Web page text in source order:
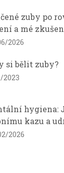
zuby po
a mé
2026
si bělit zuby?
2023
hygiena:
kazu a
2026